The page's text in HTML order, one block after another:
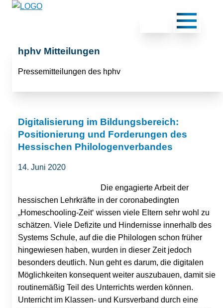
hphv Mitteilungen
Pressemitteilungen des hphv
Digitalisierung im Bildungsbereich:
Positionierung und Forderungen des
Hessischen Philologenverbandes
14. Juni 2020
Die engagierte Arbeit der
hessischen Lehrkräfte in der coronabedingten
„Homeschooling-Zeit‘ wissen viele Eltern sehr wohl zu
schätzen. Viele Defizite und Hindernisse innerhalb des
Systems Schule, auf die die Philologen schon früher
hingewiesen haben, wurden in dieser Zeit jedoch
besonders deutlich. Nun geht es darum, die digitalen
Möglichkeiten konsequent weiter auszubauen, damit sie
routinemäßig Teil des Unterrichts werden können.
Unterricht im Klassen- und Kursverband durch eine